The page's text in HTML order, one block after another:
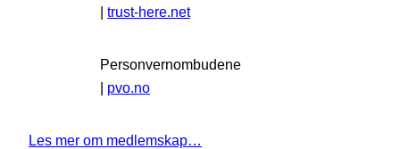
trust-here.net
Personvernombudene
| pvo.no
Les mer om medlemskap…